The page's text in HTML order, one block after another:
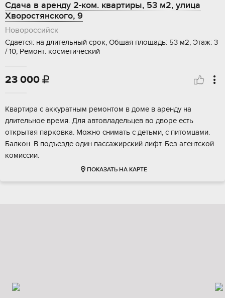
Сдача в аренду 2-ком. квартиры, 53 м2, улица
Хворостянского, 9
Новороссийск
Сдается: на длительный срок, Общая площадь: 53 м2, Этаж: 3
/ 10, Ремонт: косметический
23 000 
Квартира с аккуратным ремонтом в доме в аренду на
длительное время. Для автовладельцев во дворе есть
открытая парковка. Можно снимать с детьми, с питомцами.
Балкон. В подъезде один пассажирский лифт. Без агентской
комиссии.
ПОКАЗАТЬ НА КАРТЕ